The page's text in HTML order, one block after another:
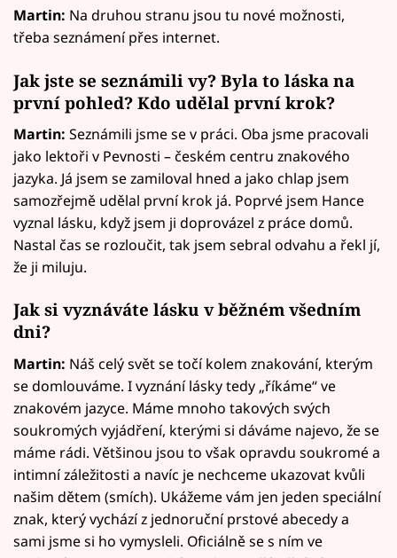
Martin: Na druhou stranu jsou tu nové možnosti,
třeba seznámení přes internet.
Jak jste se seznámili vy? Byla to láska na
první pohled? Kdo udělal první krok?
Martin: Seznámili jsme se v práci. Oba jsme pracovali
jako lektoři v Pevnosti – českém centru znakového
jazyka. Já jsem se zamiloval hned a jako chlap jsem
samozřejmě udělal první krok já. Poprvé jsem Hance
vyznal lásku, když jsem ji doprovázel z práce domů.
Nastal čas se rozloučit, tak jsem sebral odvahu a řekl jí,
že ji miluju.
Jak si vyznáváte lásku v běžném všedním
dni?
Martin: Náš celý svět se točí kolem znakování, kterým
se domlouváme. I vyznání lásky tedy „říkáme“ ve
znakovém jazyce. Máme mnoho takových svých
soukromých vyjádření, kterými si dáváme najevo, že se
máme rádi. Většinou jsou to však opravdu soukromé a
intimní záležitosti a navíc je nechceme ukazovat kvůli
našim dětem (smích). Ukážeme vám jen jeden speciální
znak, který vychází z jednoruční prstové abecedy a
sami jsme si ho vymysleli. Oficiálně se s ním ve